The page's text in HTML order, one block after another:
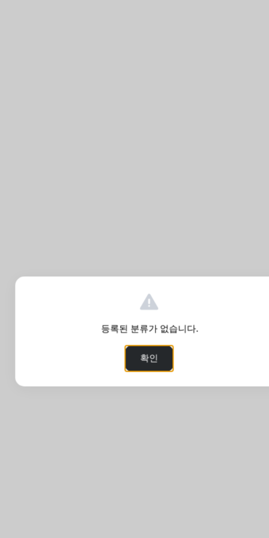
등록된 분류가 없습니다.
확인